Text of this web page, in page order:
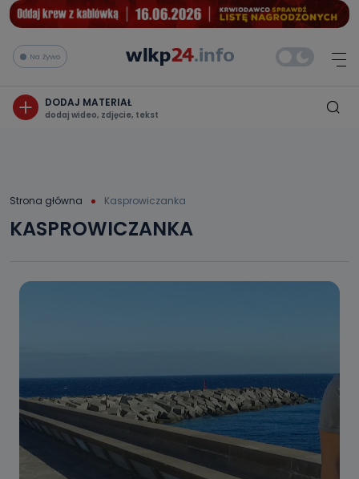
Na żywo
DODAJ MATERIAŁ
dodaj wideo, zdjęcie, tekst
Strona główna Kasprowiczanka
KASPROWICZANKA